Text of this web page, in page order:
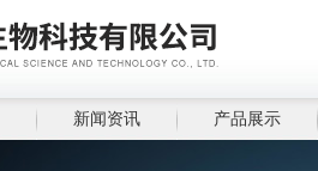
新闻资讯 产品展示